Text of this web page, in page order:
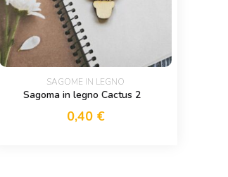
SAGOME IN LEGNO
Sagoma in legno Cactus 2
0,40 €